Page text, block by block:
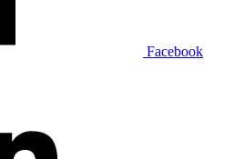
Facebook